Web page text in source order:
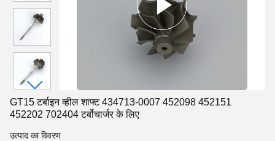
GT15 टर्बाइन व्हील शाफ्ट 434713-0007 452098 452151
452202 702404 टर्बोचार्जर के लिए
उत्पाद का विवरण